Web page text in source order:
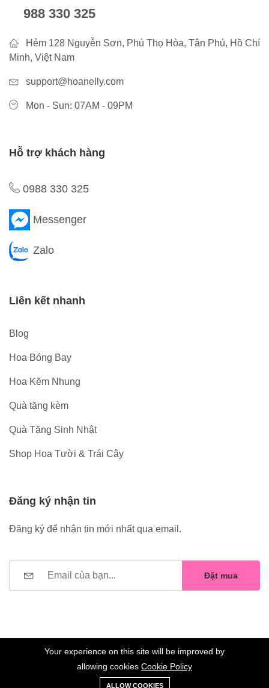
988 330 325
Hẻm 128 Nguyễn Sơn, Phú Thọ Hòa, Tân Phú, Hồ Chí
Minh, Việt Nam
support@hoanelly.com
Mon - Sun: 07AM - 09PM
Hỗ trợ khách hàng
0988 330 325
Messenger
Zalo
Liên kết nhanh
Blog
Hoa Bóng Bay
Hoa Kẽm Nhung
Quà tặng kèm
Quà Tặng Sinh Nhật
Shop Hoa Tười & Trái Cây
Đăng ký nhận tin
Đăng ký để nhận tin mới nhất qua email.
Đặt mua
©2023 Hoa Nelly . All Rights Reserved.
0
Xe
Danh sách
Your experience on this site will be improved by
allowing cookies Cookie Policy
ALLOW COOKIES